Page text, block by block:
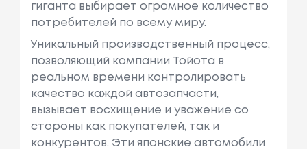
гиганта выбирает огромное количество
потребителей по всему миру.
Уникальный производственный процесс,
позволяющий компании Тойота в
реальном времени контролировать
качество каждой автозапчасти,
вызывает восхищение и уважение со
стороны как покупателей, так и
конкурентов. Эти японские автомобили